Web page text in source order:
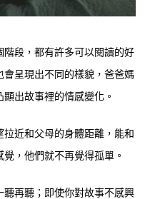
段，都有許多可以閱讀的好
呈現出不同的樣貌，爸爸媽
出故事裡的情感變化。
近和父母的身體距離，能和
覺，他們就不再覺得孤單。
再聽；即使你對故事不感興